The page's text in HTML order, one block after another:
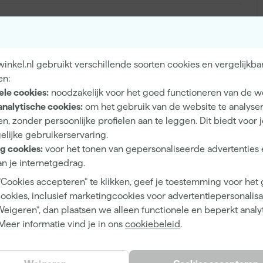
gebruikt verschillende soorten cookies en
cookies: noodzakelijk voor het goed functioneren van de
cookies: om het gebruik van de website te
zonder persoonlijke profielen aan te leggen. Dit biedt voor
gebruikerservaring.
cookies: voor het tonen van gepersonaliseerde advertenties
je internetgedrag.
accepteren" te klikken, geef je toestemming voor het
inclusief marketingcookies voor
dan plaatsen we alleen functionele en beperkt
informatie vind je in ons cookiebeleid.
4 h
12 m²/l
2 h